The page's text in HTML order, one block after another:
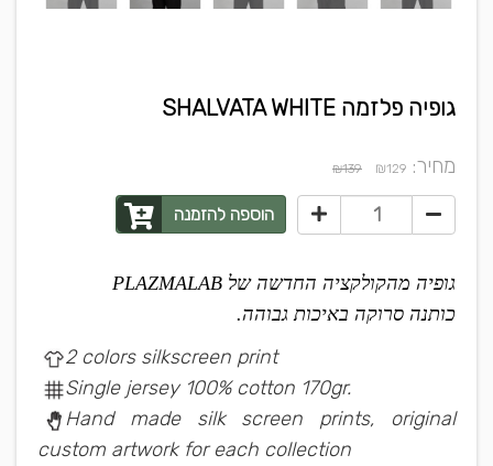
גופיה פלזמה SHALVATA WHITE
מחיר: ₪129
₪139
הוספה להזמנה
גופיה מהקולקציה החדשה של PLAZMALAB
כותנה סרוקה באיכות גבוהה.
2 colors silkscreen print
Single jersey 100% cotton 170gr.
Hand made silk screen prints, original
custom artwork for each collection